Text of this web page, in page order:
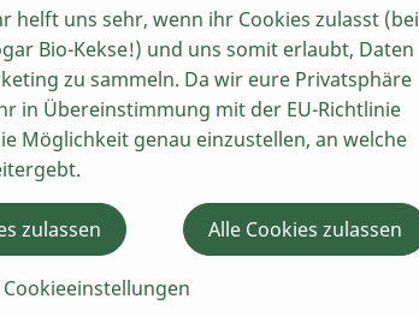
helft uns sehr, wenn ihr Cookies zulasst (bei
Bio-Kekse!) und uns somit erlaubt, Daten
zu sammeln. Da wir eure Privatsphäre
in Übereinstimmung mit der EU-Richtlinie
Möglichkeit genau einzustellen, an welche
Cookieeinstellungen
zulassen Alle Cookies zulassen